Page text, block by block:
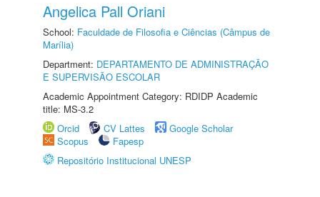
Angelica Pall Oriani
School: Faculdade de Filosofia e Ciências (Câmpus de
Marília)
Department: DEPARTAMENTO DE ADMINISTRAÇÃO
E SUPERVISÃO ESCOLAR
Academic Appointment Category: RDIDP Academic
title: MS-3.2
Orcid
CV Lattes
Google Scholar
Scopus
Fapesp
Repositório Institucional UNESP